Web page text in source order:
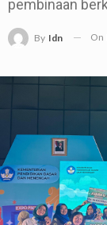
pembinaan
By Idn On